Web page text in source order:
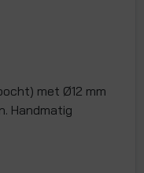
met Ø12 mm
Handmatig